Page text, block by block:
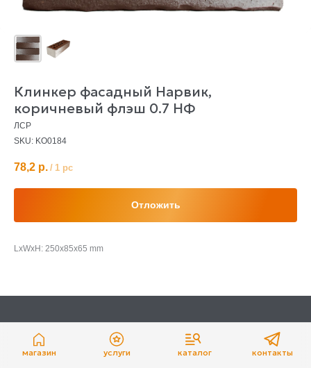
магазин услуги каталог контакты
Клинкер фасадный Нарвик,
коричневый флэш 0.7 НФ
ЛСР
SKU: KO0184
78,2 р. / 1 pc
Отложить
LxWxH: 250x85x65 mm